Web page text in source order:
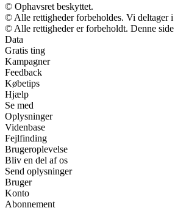
© Ophavsret beskyttet.
© Alle rettigheder forbeholdes. Vi deltager
© Alle rettigheder er forbeholdt. Denne
Data
Gratis ting
Kampagner
Feedback
Købetips
Hjælp
Se med
Oplysninger
Videnbase
Fejlfinding
Brugeroplevelse
Bliv en del af os
Send oplysninger
Bruger
Konto
Abonnement